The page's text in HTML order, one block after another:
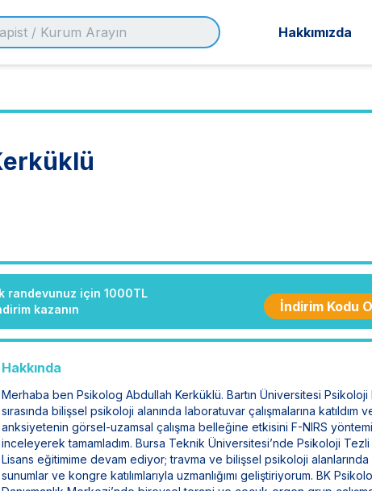
Hakkımızda
randevunuz için 1000TL
kazanın
İndirim Kodu
Hakkında
Merhaba ben Psikolog Abdullah Kerküklü. Bartın Üniversitesi Psikoloji
sırasında bilişsel psikoloji alanında laboratuvar çalışmalarına katıldım
anksiyetenin görsel-uzamsal çalışma belleğine etkisini F-NIRS
inceleyerek tamamladım. Bursa Teknik Üniversitesi’nde Psikoloji
Lisans eğitimime devam ediyor; travma ve bilişsel psikoloji alanlarında
sunumlar ve kongre katılımlarıyla uzmanlığımı geliştiriyorum. BK